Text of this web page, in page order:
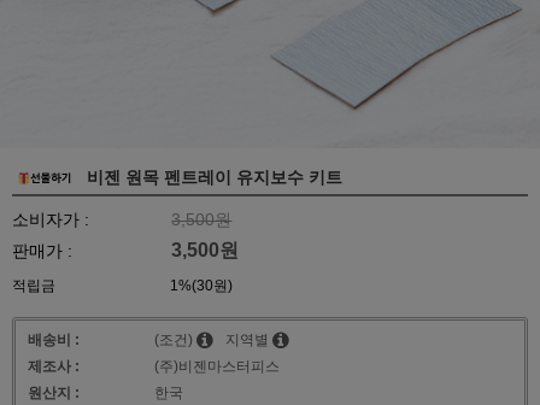
비젠 원목 펜트레이 유지보수 키트
소비자가 :
3,500원
판매가 :
3,500원
적립금 1%(30원)
배송비 : (조건)
지역별
제조사 :
(주)비젠마스터피스
원산지 :
한국